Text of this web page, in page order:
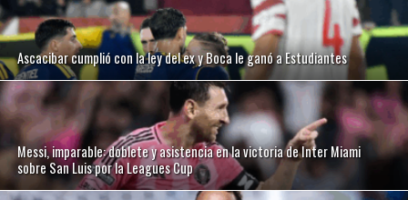
Ascacibar cumplió con la ley del ex y Boca le ganó a Estudiantes
Messi, imparable: doblete y asistencia en la victoria de Inter Miami
sobre San Luis por la Leagues Cup